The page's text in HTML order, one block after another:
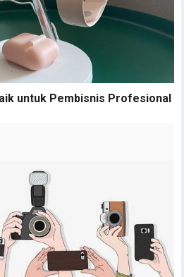
untuk Pembisnis Profesional